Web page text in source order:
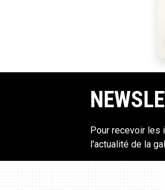
Pour recevoir les
l'actualité de la